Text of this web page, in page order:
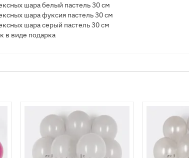
шара белый пастель 30 см
шара фуксия пастель 30 см
шара серый пастель 30 см
в виде подарка